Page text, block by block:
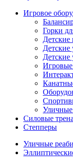
Игровое
Горки
Детские
Силовые
Степперы
Уличные